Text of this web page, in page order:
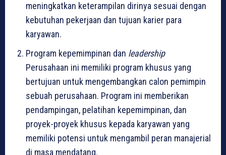
meningkatkan keterampilan dirinya sesuai dengan
kebutuhan pekerjaan dan tujuan karier para
karyawan.
Program kepemimpinan dan leadership
Perusahaan ini memiliki program khusus yang
bertujuan untuk mengembangkan calon pemimpin
sebuah perusahaan. Program ini memberikan
pendampingan, pelatihan kepemimpinan, dan
proyek-proyek khusus kepada karyawan yang
memiliki potensi untuk mengambil peran manajerial
di masa mendatang.